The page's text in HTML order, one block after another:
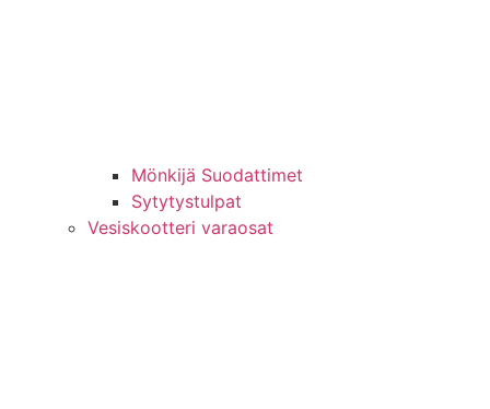
Mönkijä Suodattimet
Sytytystulpat
Vesiskootteri varaosat